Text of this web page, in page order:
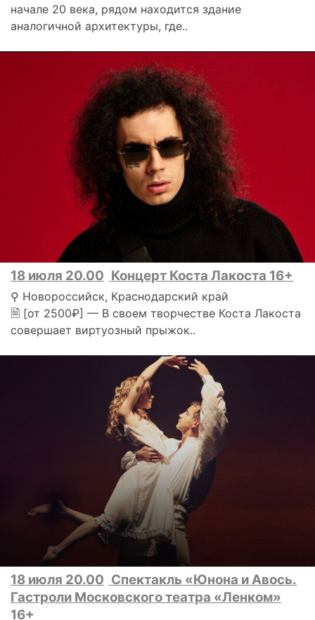
начале 20 века, рядом находится здание
аналогичной архитектуры, где..
18 июля 20.00 Концерт Коста Лакоста 16+
⚲ Новороссийск, Краснодарский край
🗎 [от 2500₽] — В своем творчестве Коста Лакоста
совершает виртуозный прыжок..
18 июля 20.00 Спектакль «Юнона и Авось.
Гастроли Московского театра «Ленком»
16+